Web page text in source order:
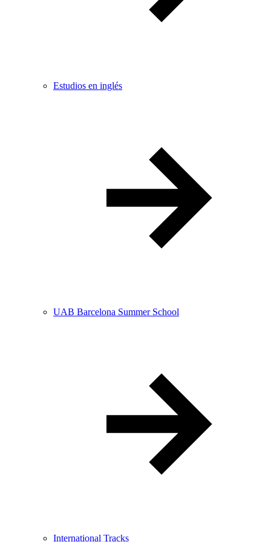
Estudios en inglés
UAB Barcelona Summer School
International Tracks